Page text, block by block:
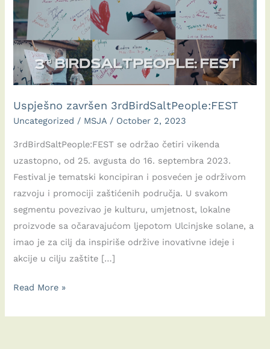
Uspješno završen 3rdBirdSaltPeople:FEST
Uncategorized / MSJA / October 2, 2023
3rdBirdSaltPeople:FEST se održao četiri vikenda
uzastopno, od 25. avgusta do 16. septembra 2023.
Festival je tematski koncipiran i posvećen je održivom
razvoju i promociji zaštićenih područja. U svakom
segmentu povezivao je kulturu, umjetnost, lokalne
proizvode sa očaravajućom ljepotom Ulcinjske solane, a
imao je za cilj da inspiriše održive inovativne ideje i
akcije u cilju zaštite […]
Uspješno
3rdBirdSaltPeople:FEST
Read More »